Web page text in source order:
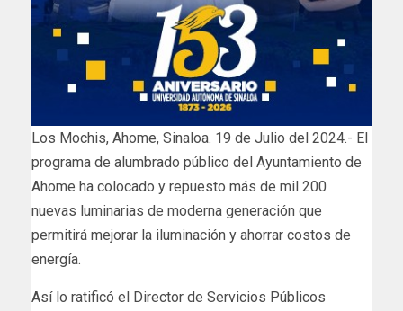
Los Mochis, Ahome, Sinaloa. 19 de Julio del 2024.- El
programa de alumbrado público del Ayuntamiento de
Ahome ha colocado y repuesto más de mil 200
nuevas luminarias de moderna generación que
permitirá mejorar la iluminación y ahorrar costos de
energía.
Así lo ratificó el Director de Servicios Públicos